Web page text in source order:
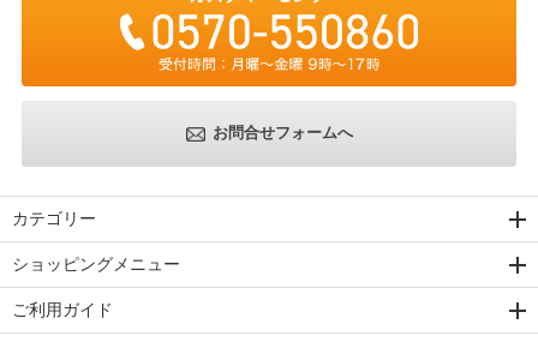
お問合せフォームへ
カテゴリー
ショッピングメニュー
ご利用ガイド